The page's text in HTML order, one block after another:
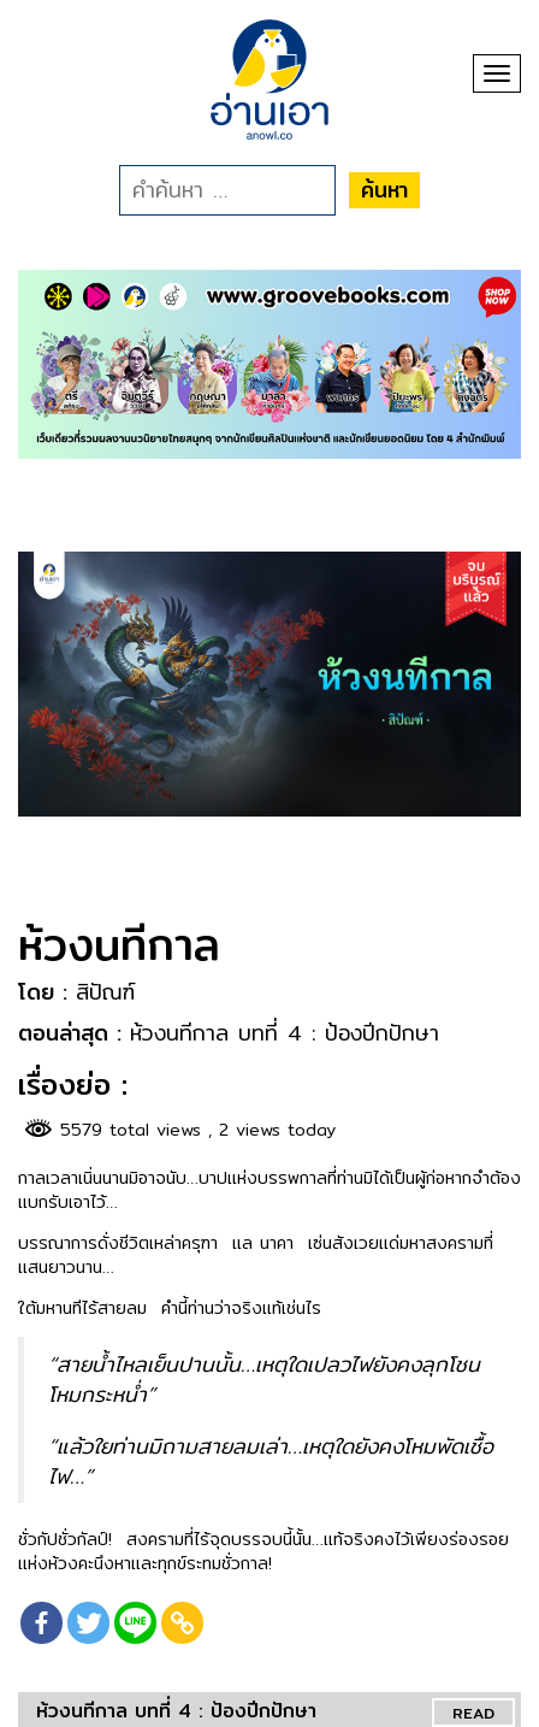
ค้นหา
ห้วงนทีกาล
โดย : สิปัณฑ์
ตอนล่าสุด : ห้วงนทีกาล บทที่ 4 : ป้องปีกปักษา
เรื่องย่อ :
5579 total views , 2 views today
กาลเวลาเนิ่นนานมิอาจนับ…บาปแห่งบรรพกาลที่ท่านมิได้เป็นผู้ก่อหากจำต้อง
แบกรับเอาไว้…
บรรณาการดั่งชีวิตเหล่าครุฑา แล นาคา เซ่นสังเวยแด่มหาสงครามที่
แสนยาวนาน…
ใต้มหานทีไร้สายลม คำนี้ท่านว่าจริงแท้เช่นไร
“สายน้ำไหลเย็นปานนั้น…เหตุใดเปลวไฟยังคงลุกโชน
โหมกระหน่ำ”
“แล้วใยท่านมิถามสายลมเล่า…เหตุใดยังคงโหมพัดเชื้อ
ไฟ…”
ชั่วกัปชั่วกัลป์! สงครามที่ไร้จุดบรรจบนี้นั้น…แท้จริงคงไว้เพียงร่องรอย
แห่งห้วงคะนึงหาและทุกข์ระทมชั่วกาล!
READ
ห้วงนทีกาล บทที่ 4 : ป้องปีกปักษา